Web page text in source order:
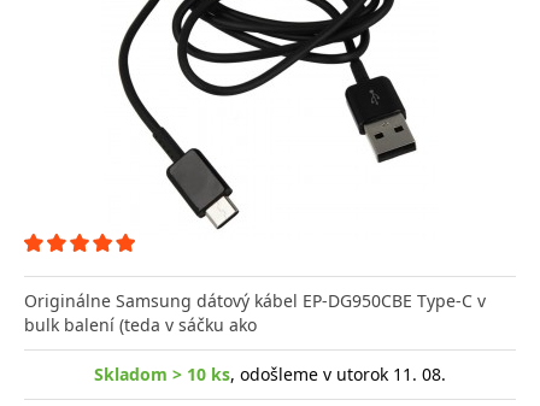
Originálne Samsung dátový kábel EP-DG950CBE Type-C v
bulk balení (teda v sáčku ako
Skladom > 10 ks, odošleme v utorok 11. 08.